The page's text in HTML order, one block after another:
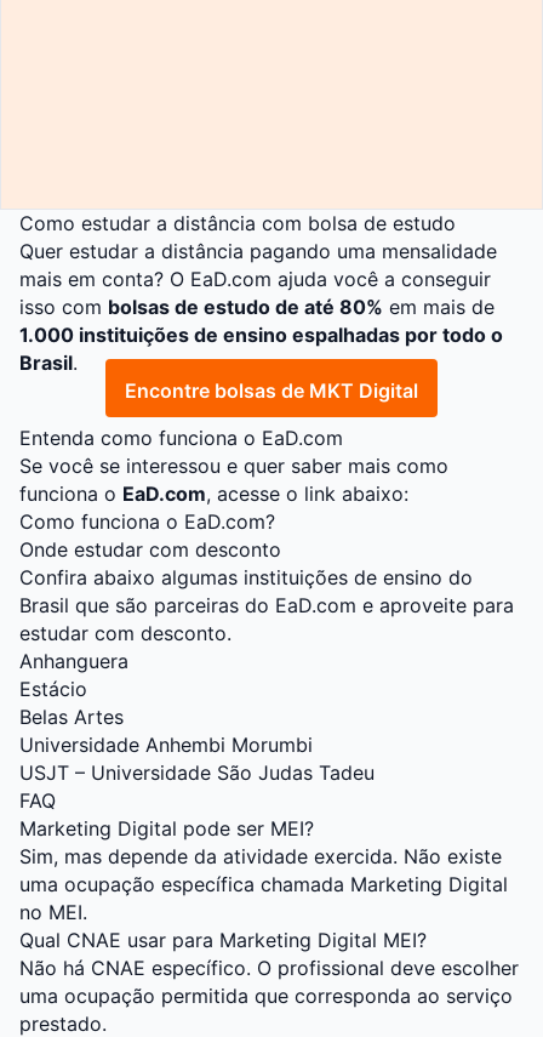
Como estudar a distância com bolsa de estudo
Quer estudar a distância pagando uma mensalidade
mais em conta? O EaD.com ajuda você a conseguir
isso com bolsas de estudo de até 80% em mais de
1.000 instituições de ensino espalhadas por todo o
Brasil.
Encontre bolsas de MKT Digital
Entenda como funciona o EaD.com
Se você se interessou e quer saber mais como
funciona o EaD.com, acesse o link abaixo:
Como funciona o EaD.com?
Onde estudar com desconto
Confira abaixo algumas instituições de ensino do
Brasil que são parceiras do EaD.com e aproveite para
estudar com desconto.
Anhanguera
Estácio
Belas Artes
Universidade Anhembi Morumbi
USJT – Universidade São Judas Tadeu
FAQ
Marketing Digital pode ser MEI?
Sim, mas depende da atividade exercida. Não existe
uma ocupação específica chamada Marketing Digital
no MEI.
Qual CNAE usar para Marketing Digital MEI?
Não há CNAE específico. O profissional deve escolher
uma ocupação permitida que corresponda ao serviço
prestado.